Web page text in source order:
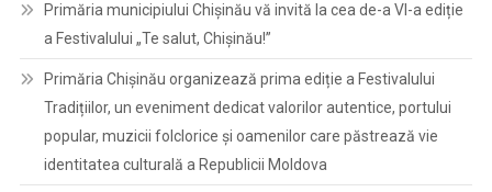
Primăria municipiului Chișinău vă invită la cea de-a VI-a ediție
a Festivalului „Te salut, Chișinău!”
Primăria Chișinău organizează prima ediție a Festivalului
Tradițiilor, un eveniment dedicat valorilor autentice, portului
popular, muzicii folclorice și oamenilor care păstrează vie
identitatea culturală a Republicii Moldova